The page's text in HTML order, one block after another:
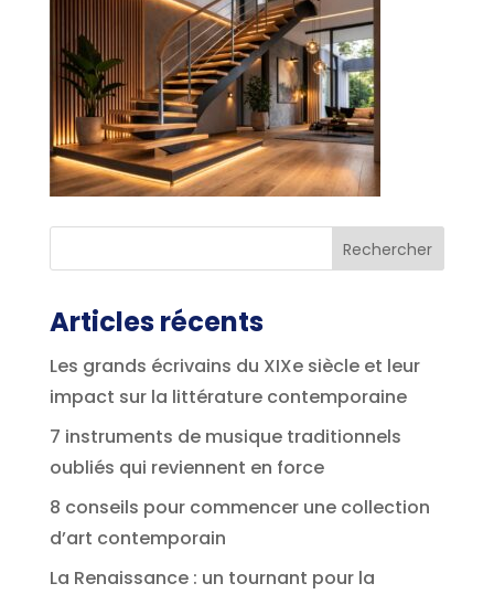
Articles récents
Les grands écrivains du XIXe siècle et leur
impact sur la littérature contemporaine
7 instruments de musique traditionnels
oubliés qui reviennent en force
8 conseils pour commencer une collection
d’art contemporain
La Renaissance : un tournant pour la